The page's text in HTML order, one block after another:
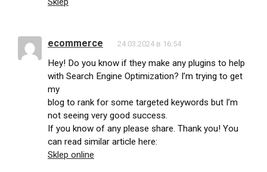
ecommerce 24.03.2024 в 16:54
Hey! Do you know if they make any plugins to help
with Search Engine Optimization? I’m trying to get
my
blog to rank for some targeted keywords but I’m
not seeing very good success.
If you know of any please share. Thank you! You
can read similar article here:
Sklep online